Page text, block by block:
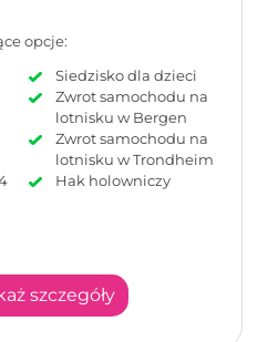
opcje:
Siedzisko dla dzieci
Zwrot samochodu na
lotnisku w Bergen
Zwrot samochodu na
lotnisku w Trondheim
Hak holowniczy
szczegóły